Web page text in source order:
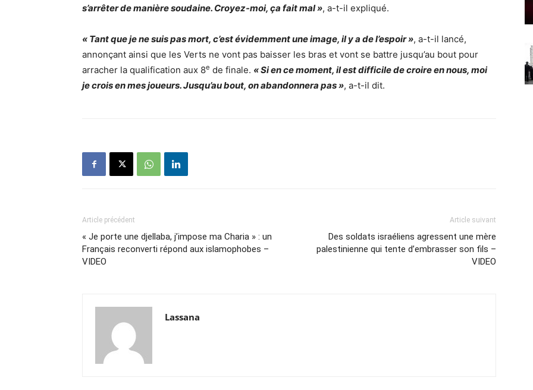
s’arrêter de manière soudaine. Croyez-moi, ça fait mal », a-t-il expliqué.
« Tant que je ne suis pas mort, c’est évidemment une image, il y a de l’espoir », a-t-il lancé,
annonçant ainsi que les Verts ne vont pas baisser les bras et vont se battre jusqu’au bout pour
arracher la qualification aux 8e de finale. « Si en ce moment, il est difficile de croire en nous, moi
je crois en mes joueurs. Jusqu’au bout, on abandonnera pas », a-t-il dit.
Article précédent
« Je porte une djellaba, j’impose ma Charia » : un
Français reconverti répond aux islamophobes –
VIDEO
Article suivant
Des soldats israéliens agressent une mère
palestinienne qui tente d’embrasser son fils –
VIDEO
Lassana